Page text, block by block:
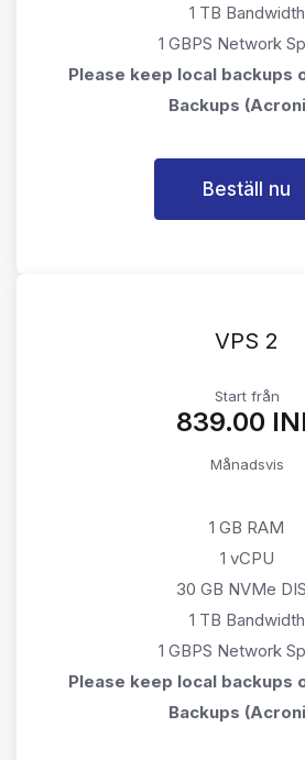
1 TB Bandwidth
1 GBPS Network
Please keep local backups
Backups
Beställ nu
VPS 2
Start från
₹839.00
Månadsvis
1 GB RAM
1 vCPU
30 GB NVMe
1 TB Bandwidth
1 GBPS Network
Please keep local backups
Backups